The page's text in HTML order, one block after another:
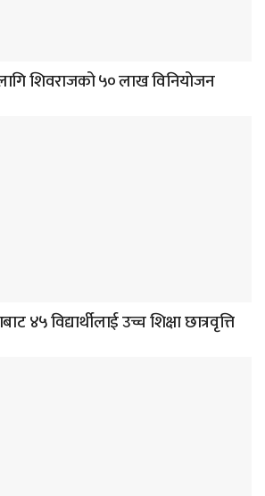
शिवराजको ५० लाख विनियोजन
४५ विद्यार्थीलाई उच्च शिक्षा छात्रवृत्ति